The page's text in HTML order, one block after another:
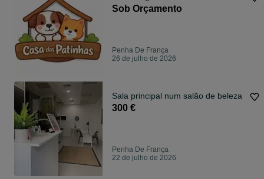
Sob Orçamento
Penha De França
26 de julho de 2026
Sala principal num salão de beleza
300 €
Penha De França
22 de julho de 2026